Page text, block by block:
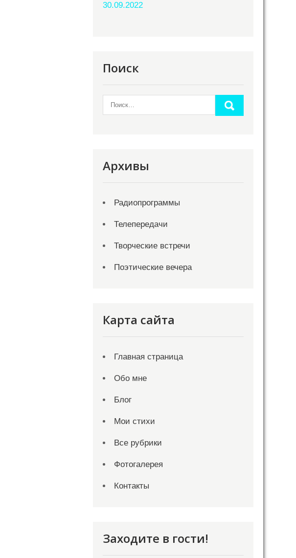
30.09.2022
Поиск
Архивы
Радиопрограммы
Телепередачи
Творческие встречи
Поэтические вечера
Карта сайта
Главная страница
Обо мне
Блог
Мои стихи
Все рубрики
Фотогалерея
Контакты
Заходите в гости!